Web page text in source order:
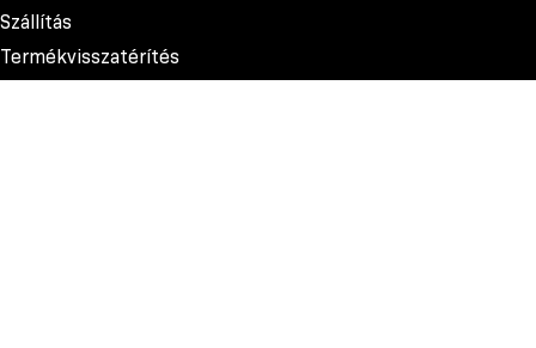
Szállítás
Termékvisszatérítés